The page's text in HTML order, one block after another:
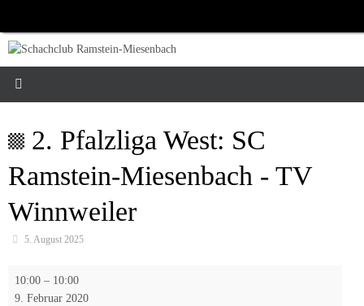
springen
2. Pfalzliga West: SC
Ramstein-Miesenbach - TV
Winnweiler
5. August 2025
Pfalzliga
10:00 – 10:00
9. Februar 2020